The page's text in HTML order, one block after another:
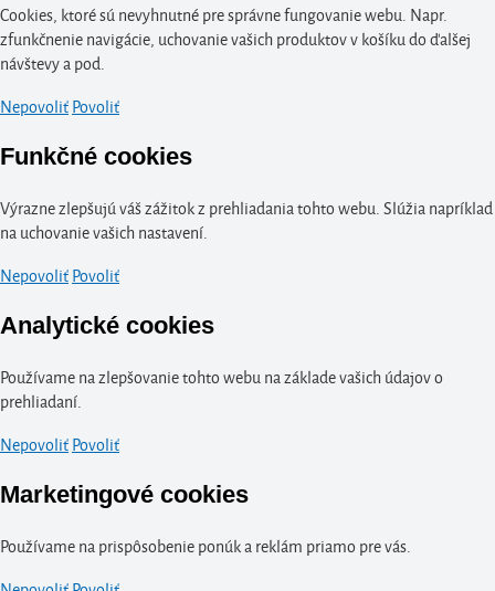
Cookies, ktoré sú nevyhnutné pre správne fungovanie webu. Napr.
zfunkčnenie navigácie, uchovanie vašich produktov v košíku do ďalšej
návštevy a pod.
NepovoliťPovoliť
Funkčné cookies
Výrazne zlepšujú váš zážitok z prehliadania tohto webu. Slúžia napríklad
na uchovanie vašich nastavení.
NepovoliťPovoliť
Analytické cookies
Používame na zlepšovanie tohto webu na základe vašich údajov o
prehliadaní.
NepovoliťPovoliť
Marketingové cookies
Používame na prispôsobenie ponúk a reklám priamo pre vás.